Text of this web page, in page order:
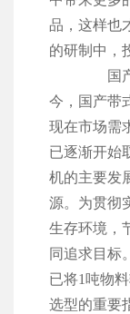
品，这样也
的研制中，
国产
今，国产带
现在市场需
已逐渐开始
机的主要发
源。为贯彻
生存环境，
同追求目标
已将1吨物
选型的重要